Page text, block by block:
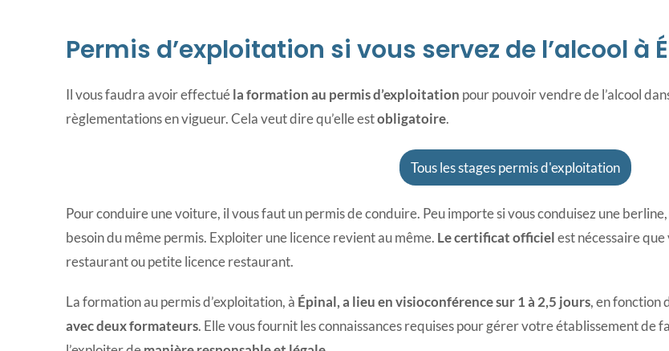
Permis d’exploitation si vous servez de l’alcool à
Il vous faudra avoir effectuéla formation au permis d’exploitation pour pouvoir vendre de l’alcool
règlementations en vigueur. Cela veut dire qu’elle estobligatoire.
Tous les stages permis d'exploitation
Pour conduire une voiture, il vous faut un permis de conduire. Peu importe si vous conduisez une
besoin du même permis. Exploiter une licence revient au même. Le certificat officielest nécessaire
restaurant ou petite licence restaurant.
La formation au permis d’exploitation, à Épinal, a lieu en visioconférence sur 1 à 2,5 jours, en fonction
avec deux formateurs. Elle vous fournit les connaissances requises pour gérer votre établissement de